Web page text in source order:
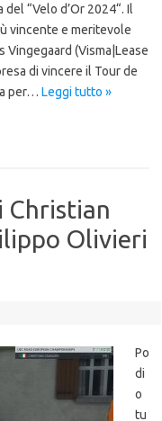
“Velo d’Or 2024“. Il
vincente e meritevole
Vingegaard (Visma|Lease
di vincere il Tour de
per… Leggi tutto »
Christian
Olivieri
Po
di
o
tu